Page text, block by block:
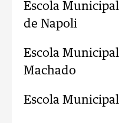
Escola Municipal
de Napoli
Escola
Machado
Escola Municipal